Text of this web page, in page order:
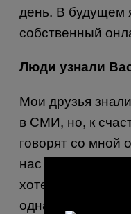
день. В будущем
собственный
Люди узнали
Мои друзья
в СМИ, но, к
говорят со мной
нас на
хотел бы быть
одна из причин,